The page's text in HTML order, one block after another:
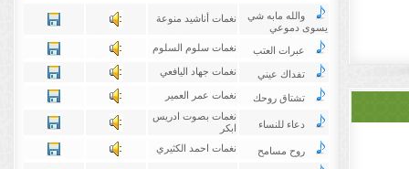
والله مابه شي
يسوى دموعي
نغمات أناشيد منوعة
عبرات العتب نغمات سلوم السلوم
تفداك عيني نغمات جهاد اليافعي
تشتاق روحك نغمات عمر العمير
دعاء للنساء
نغمات بصوت ادريس
ابكر
روح مسامح نغمات احمد الكثيري